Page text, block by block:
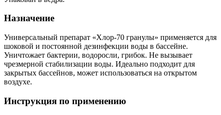
Назначение
Универсальный препарат «Хлор-70 гранулы» применяется для
шоковой и постоянной дезинфекции воды в бассейне.
Уничтожает бактерии, водоросли, грибок. Не вызывает
чрезмерной стабилизации воды. Идеально подходит для
закрытых бассейнов, может использоваться на открытом
воздухе.
Инструкция по применению